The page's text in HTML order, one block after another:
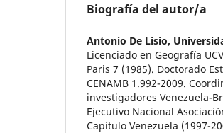
Biografía del autor/a
Antonio De Lisio,
Licenciado en Geografía
Paris 7 (1985). Doctorado
CENAMB 1.992-2009.
investigadores Venezuela-
Ejecutivo Nacional
Capítulo Venezuela (1997-